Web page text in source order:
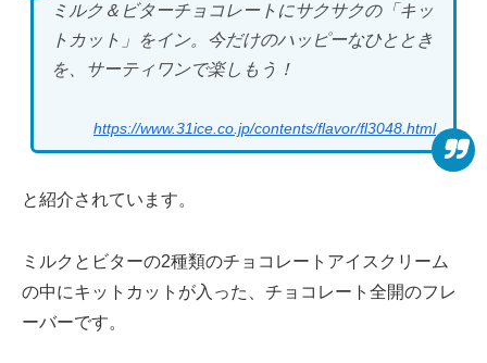
ミルク＆ビターチョコレートにサクサクの「キッ
トカット」をイン。今だけのハッピーなひととき
を、サーティワンで楽しもう！
https://www.31ice.co.jp/contents/flavor/fl3048.html
と紹介されています。
ミルクとビターの2種類のチョコレートアイスクリーム
の中にキットカットが入った、チョコレート全開のフレ
ーバーです。